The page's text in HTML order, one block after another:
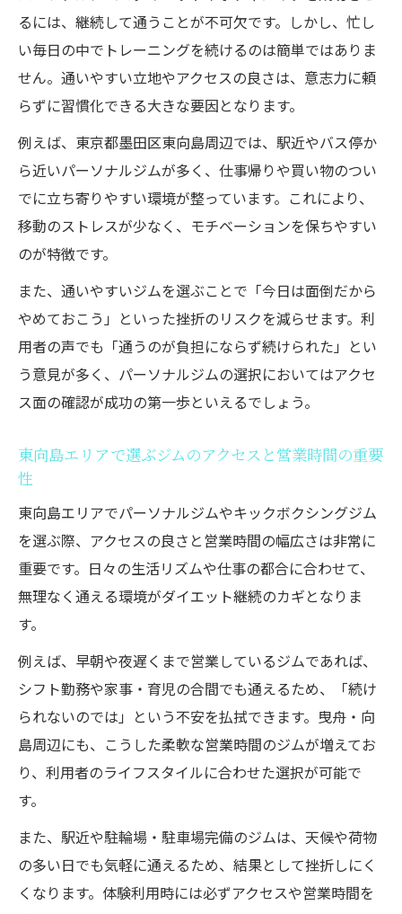
るには、継続して通うことが不可欠です。しかし、忙し
い毎日の中でトレーニングを続けるのは簡単ではありま
せん。通いやすい立地やアクセスの良さは、意志力に頼
らずに習慣化できる大きな要因となります。
例えば、東京都墨田区東向島周辺では、駅近やバス停か
ら近いパーソナルジムが多く、仕事帰りや買い物のつい
でに立ち寄りやすい環境が整っています。これにより、
移動のストレスが少なく、モチベーションを保ちやすい
のが特徴です。
また、通いやすいジムを選ぶことで「今日は面倒だから
やめておこう」といった挫折のリスクを減らせます。利
用者の声でも「通うのが負担にならず続けられた」とい
う意見が多く、パーソナルジムの選択においてはアクセ
ス面の確認が成功の第一歩といえるでしょう。
東向島エリアで選ぶジムのアクセスと営業時間の重要
性
東向島エリアでパーソナルジムやキックボクシングジム
を選ぶ際、アクセスの良さと営業時間の幅広さは非常に
重要です。日々の生活リズムや仕事の都合に合わせて、
無理なく通える環境がダイエット継続のカギとなりま
す。
例えば、早朝や夜遅くまで営業しているジムであれば、
シフト勤務や家事・育児の合間でも通えるため、「続け
られないのでは」という不安を払拭できます。曳舟・向
島周辺にも、こうした柔軟な営業時間のジムが増えてお
り、利用者のライフスタイルに合わせた選択が可能で
す。
また、駅近や駐輪場・駐車場完備のジムは、天候や荷物
の多い日でも気軽に通えるため、結果として挫折しにく
くなります。体験利用時には必ずアクセスや営業時間を